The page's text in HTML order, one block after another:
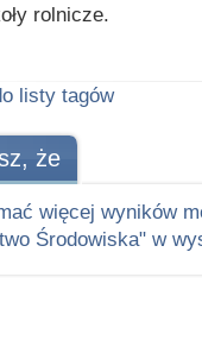
rolnicze.
listy tagów
że
więcej wyników
Środowiska" w